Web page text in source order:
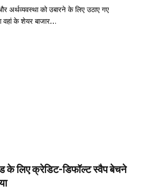
और अर्थव्यवस्था को उबारने के लिए उठाए गए
वहां के शेयर बाजार…
के लिए क्रेडिट-डिफॉल्ट स्वैप बेचने